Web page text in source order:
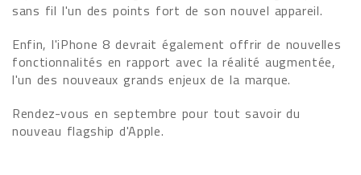
sans fil l'un des points fort de son nouvel appareil.
Enfin, l'iPhone 8 devrait également offrir de nouvelles
fonctionnalités en rapport avec la réalité augmentée,
l'un des nouveaux grands enjeux de la marque.
Rendez-vous en septembre pour tout savoir du
nouveau flagship d'Apple.